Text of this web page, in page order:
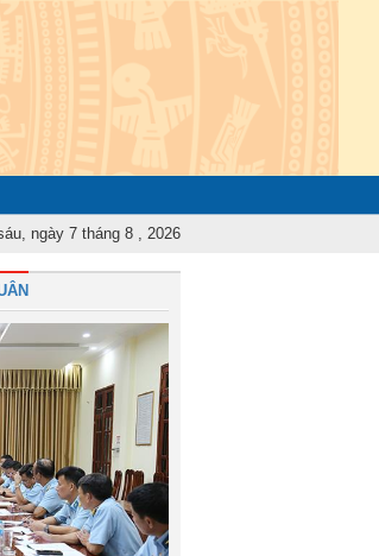
huấn nghiệp vụ công tác kiểm tra, giám sát năm
ngày 7 tháng 8 , 2026